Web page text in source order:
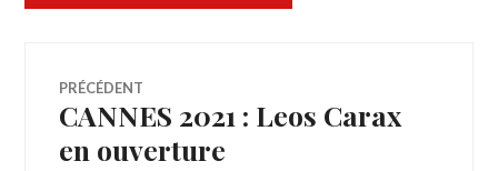
Navigation
de
PRÉCÉDENT
Article
CANNES 2021 : Leos Carax
en ouverture